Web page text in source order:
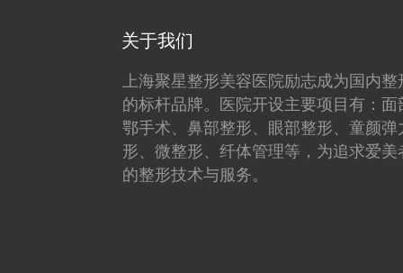
关于我们
上海聚星整形美容医院励志成为国内整
的标杆品牌。医院开设主要项目有：面
鄂手术、鼻部整形、眼部整形、童颜弹
形、微整形、纤体管理等，为追求爱美
的整形技术与服务。